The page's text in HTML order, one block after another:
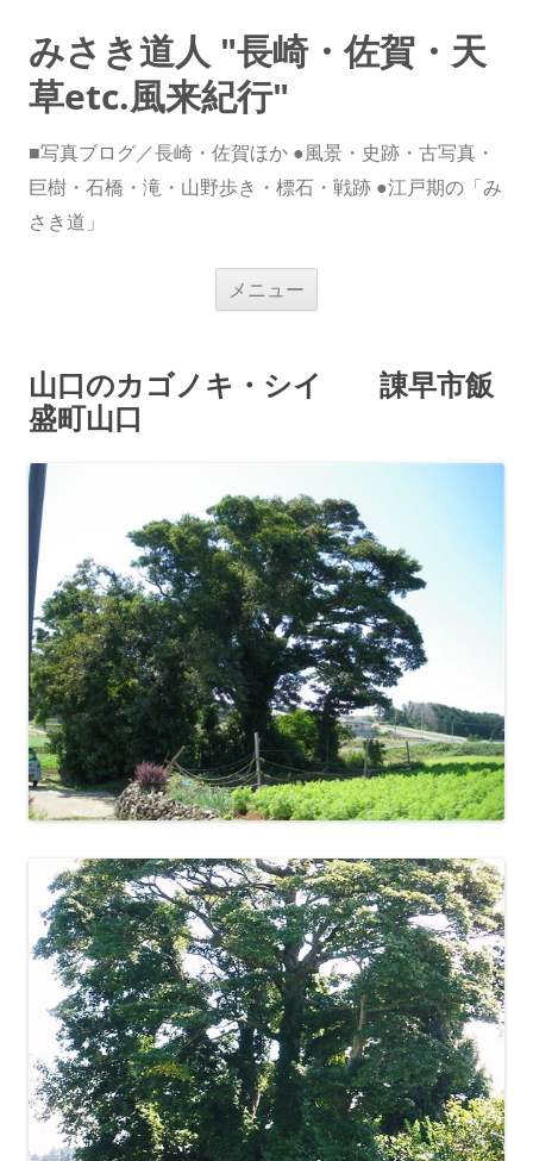
みさき道人 "長崎・佐賀・天
草etc.風来紀行"
■写真ブログ／長崎・佐賀ほか ●風景・史跡・古写真・
巨樹・石橋・滝・山野歩き・標石・戦跡 ●江戸期の「み
さき道」
メニュー
山口のカゴノキ・シイ 諌早市飯
盛町山口